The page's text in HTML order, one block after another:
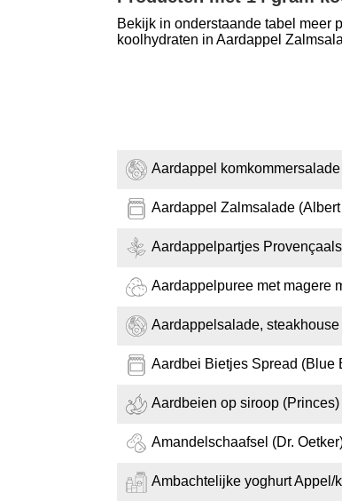
Bekijk in onderstaande tabel meer
koolhydraten in Aardappel
Aardappel
Aardappel Zalmsalade
Aardappelpartjes
Aardappelpuree met magere
Aardappelsalade, steakhouse
Aardbei Bietjes Spread (Blue
Aardbeien op siroop (Princes)
Amandelschaafsel (Dr.
Ambachtelijke yoghurt Appel/